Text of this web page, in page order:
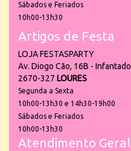
Sábados e Feriados
10h00-13h30
Artigos de Festa
LOJA FESTASPARTY
Av. Diogo Cão, 16B - Infantado
2670-327 LOURES
Segunda a Sexta
10h00-13h30 e 14h30-19h00
Sábados e Feriados
10h00-13h30
Atendimento Geral